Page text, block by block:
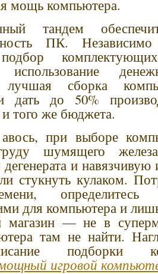
мощь компьютера.
тандем
ПК.
использование
лучшая сборка
дать до 50%
того же бюджета.
при выборе
шумящего
дегенерата и
стукнуть кулаком.
для компьютера и
магазин — не в
там не найти.
подборки
игровой